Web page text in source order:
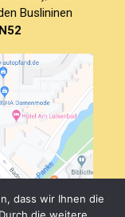
Buslininen
dass wir Ihnen die